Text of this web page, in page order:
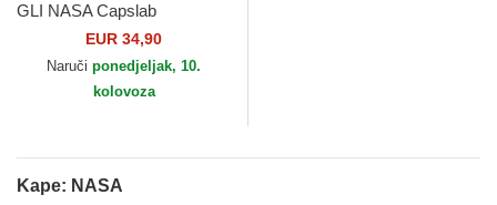
GLI NASA Capslab
EUR 34,90
Naruči ponedjeljak, 10.
kolovoza
Kape: NASA